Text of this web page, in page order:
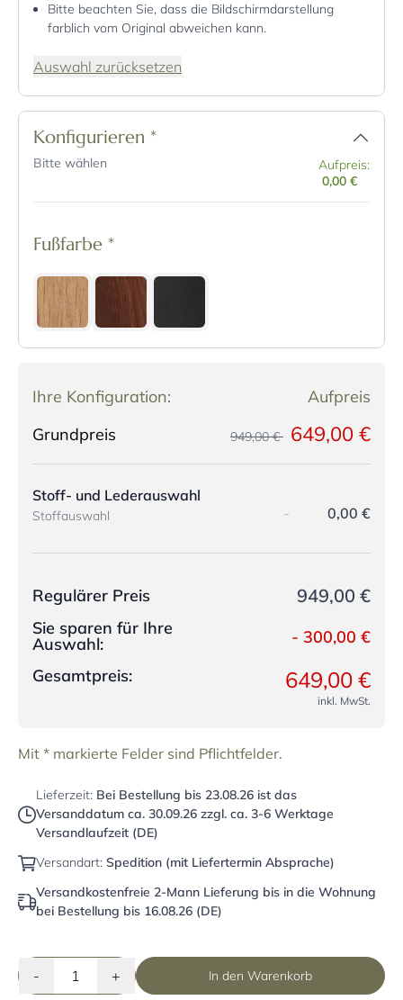
Bitte beachten Sie, dass die Bildschirmdarstellung
farblich vom Original abweichen kann.
Auswahl zurücksetzen
Konfigurieren *
Bitte wählen
Aufpreis:
0,00 €
Fußfarbe *
Ihre Konfiguration:
Aufpreis
Grundpreis
949,00 € 649,00 €
Stoff- und Lederauswahl
Stoffauswahl - 0,00 €
Regulärer Preis 949,00 €
Sie sparen für Ihre
Auswahl: - 300,00 €
Gesamtpreis:
649,00 €
inkl. MwSt.
Mit * markierte Felder sind Pflichtfelder.
Lieferzeit: Bei Bestellung bis 23.08.26 ist das
Versanddatum ca. 30.09.26 zzgl. ca. 3-6 Werktage
Versandlaufzeit (DE)
Versandart: Spedition (mit Liefertermin Absprache)
Versandkostenfreie 2-Mann Lieferung bis in die Wohnung
bei Bestellung bis 16.08.26 (DE)
- + In den Warenkorb